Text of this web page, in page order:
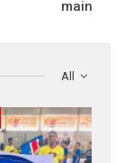
main
All